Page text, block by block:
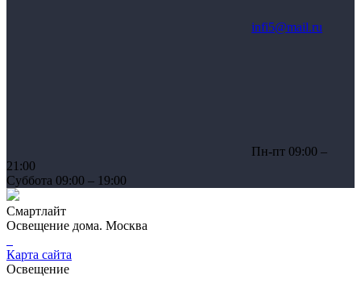
infi5@mail.ru
Пн-пт 09:00 –
21:00
Суббота 09:00 – 19:00
Смартлайт
Освещение дома. Москва
Карта сайта
Освещение